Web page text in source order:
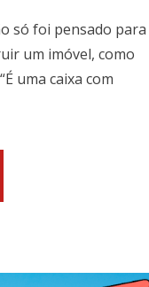
só foi pensado para
um imóvel, como
uma caixa com